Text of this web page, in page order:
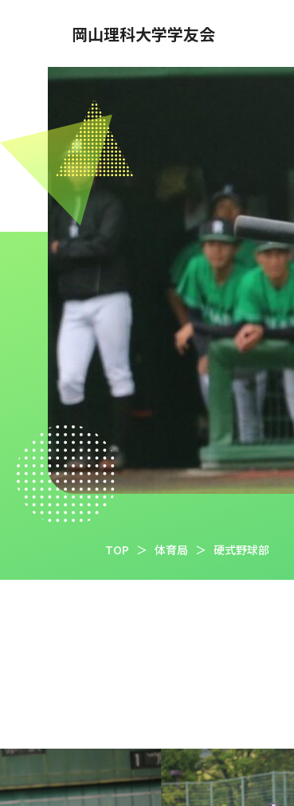
岡山理科大学学友会
TOP ＞ 体育局 ＞ 硬式野球部